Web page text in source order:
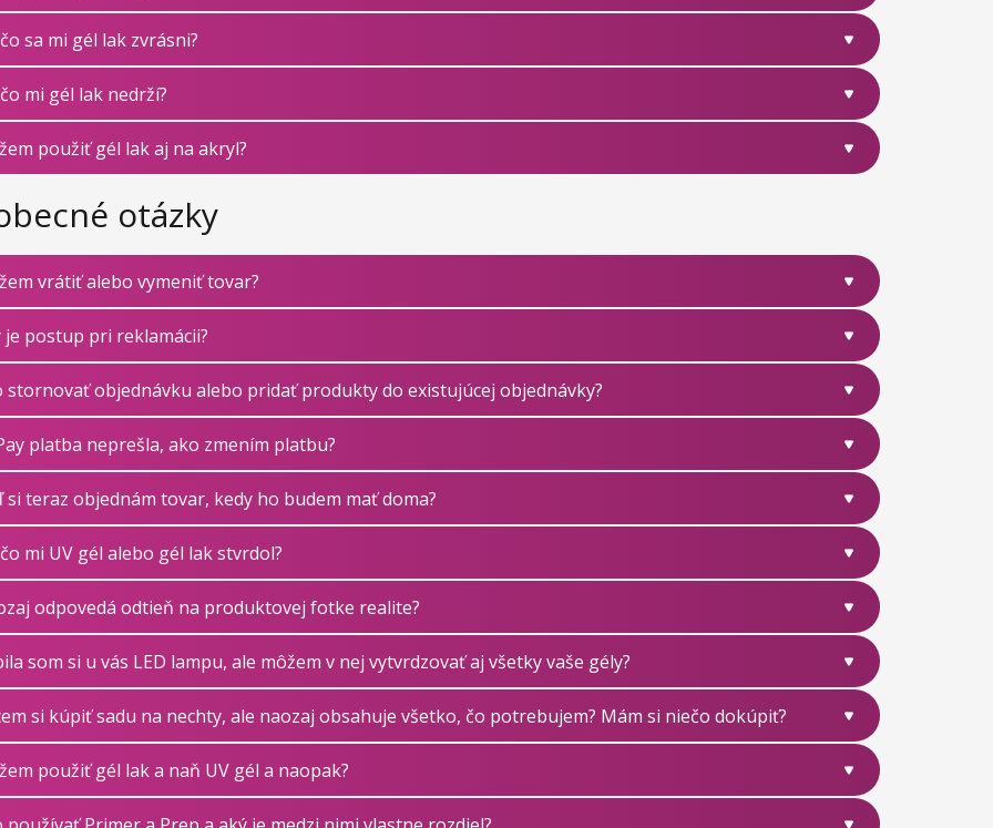
sa mi gél lak zvrásni?
mi gél lak nedrží?
použiť gél lak aj na akryl?
otázky
vrátiť alebo vymeniť tovar?
je postup pri reklamácii?
stornovať objednávku alebo pridať produkty do existujúcej objednávky?
platba neprešla, ako zmením platbu?
si teraz objednám tovar, kedy ho budem mať doma?
mi UV gél alebo gél lak stvrdol?
odpovedá odtieň na produktovej fotke realite?
som si u vás LED lampu, ale môžem v nej vytvrdzovať aj všetky vaše gély?
si kúpiť sadu na nechty, ale naozaj obsahuje všetko, čo potrebujem? Mám si niečo dokúpiť?
použiť gél lak a naň UV gél a naopak?